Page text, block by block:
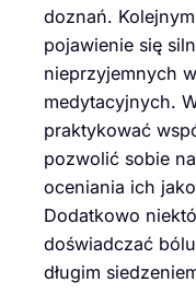
doznań.
pojawienie się
nieprzyjemnych
medytacyjnych.
praktykować
pozwolić sobie
oceniania ich
Dodatkowo
doświadczać
długim